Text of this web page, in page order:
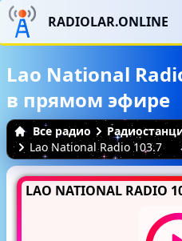
RADIOLAR.ONLINE
Lao National
в прямом эфире
Все радио
Lao National Radio 103.7
LAO NATIONAL RADIO